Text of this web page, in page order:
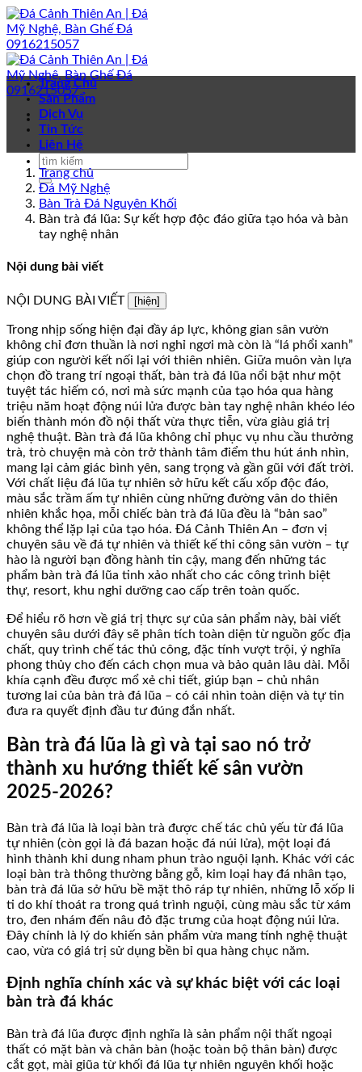
Bỏ
qua
nội
dung
Trang Chủ
Sản Phẩm
Dịch Vụ
Tin Tức
Liên Hệ
Trang chủ
Đá Mỹ Nghệ
Bàn Trà Đá Nguyên Khối
Bàn trà đá lũa: Sự kết hợp độc đáo giữa tạo hóa và bàn
tay nghệ nhân
Nội dung bài viết
NỘI DUNG BÀI VIẾT [hiện]
Trong nhịp sống hiện đại đầy áp lực, không gian sân vườn
không chỉ đơn thuần là nơi nghỉ ngơi mà còn là “lá phổi xanh”
giúp con người kết nối lại với thiên nhiên. Giữa muôn vàn lựa
chọn đồ trang trí ngoại thất, bàn trà đá lũa nổi bật như một
tuyệt tác hiếm có, nơi mà sức mạnh của tạo hóa qua hàng
triệu năm hoạt động núi lửa được bàn tay nghệ nhân khéo léo
biến thành món đồ nội thất vừa thực tiễn, vừa giàu giá trị
nghệ thuật. Bàn trà đá lũa không chỉ phục vụ nhu cầu thưởng
trà, trò chuyện mà còn trở thành tâm điểm thu hút ánh nhìn,
mang lại cảm giác bình yên, sang trọng và gần gũi với đất trời.
Với chất liệu đá lũa tự nhiên sở hữu kết cấu xốp độc đáo,
màu sắc trầm ấm tự nhiên cùng những đường vân do thiên
nhiên khắc họa, mỗi chiếc bàn trà đá lũa đều là “bản sao”
không thể lặp lại của tạo hóa. Đá Cảnh Thiên An – đơn vị
chuyên sâu về đá tự nhiên và thiết kế thi công sân vườn – tự
hào là người bạn đồng hành tin cậy, mang đến những tác
phẩm bàn trà đá lũa tinh xảo nhất cho các công trình biệt
thự, resort, khu nghỉ dưỡng cao cấp trên toàn quốc.
Để hiểu rõ hơn về giá trị thực sự của sản phẩm này, bài viết
chuyên sâu dưới đây sẽ phân tích toàn diện từ nguồn gốc địa
chất, quy trình chế tác thủ công, đặc tính vượt trội, ý nghĩa
phong thủy cho đến cách chọn mua và bảo quản lâu dài. Mỗi
khía cạnh đều được mổ xẻ chi tiết, giúp bạn – chủ nhân
tương lai của bàn trà đá lũa – có cái nhìn toàn diện và tự tin
đưa ra quyết định đầu tư đúng đắn nhất.
Bàn trà đá lũa là gì và tại sao nó trở
thành xu hướng thiết kế sân vườn
2025-2026?
Bàn trà đá lũa là loại bàn trà được chế tác chủ yếu từ đá lũa
tự nhiên (còn gọi là đá bazan hoặc đá núi lửa), một loại đá
hình thành khi dung nham phun trào nguội lạnh. Khác với các
loại bàn trà thông thường bằng gỗ, kim loại hay đá nhân tạo,
bàn trà đá lũa sở hữu bề mặt thô ráp tự nhiên, những lỗ xốp li
ti do khí thoát ra trong quá trình nguội, cùng màu sắc từ xám
tro, đen nhám đến nâu đỏ đặc trưng của hoạt động núi lửa.
Đây chính là lý do khiến sản phẩm vừa mang tính nghệ thuật
cao, vừa có giá trị sử dụng bền bỉ qua hàng chục năm.
Định nghĩa chính xác và sự khác biệt với các loại
bàn trà đá khác
Bàn trà đá lũa được định nghĩa là sản phẩm nội thất ngoại
thất có mặt bàn và chân bàn (hoặc toàn bộ thân bàn) được
cắt gọt, mài giũa từ khối đá lũa tự nhiên nguyên khối hoặc